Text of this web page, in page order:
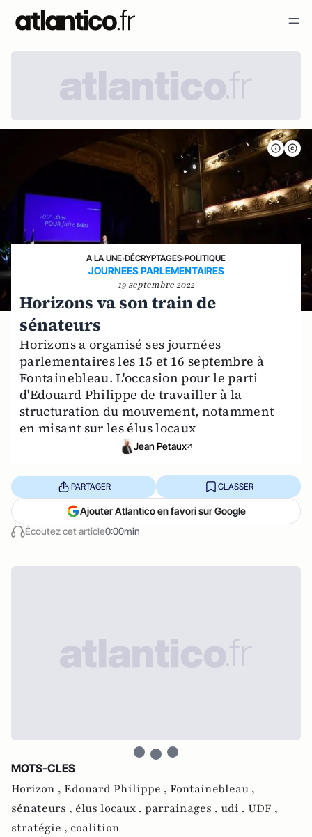
A LA UNE›DÉCRYPTAGES›POLITIQUE
JOURNEES PARLEMENTAIRES
19 septembre 2022
Horizons va son train de
sénateurs
Horizons a organisé ses journées
parlementaires les 15 et 16 septembre à
Fontainebleau. L'occasion pour le parti
d'Edouard Philippe de travailler à la
structuration du mouvement, notamment
en misant sur les élus locaux
Jean Petaux
Écoutez cet article0:00min
PARTAGER CLASSER
Ajouter Atlantico en favori sur Google
MOTS-CLES
Horizon , Edouard Philippe , Fontainebleau ,
sénateurs , élus locaux , parrainages , udi , UDF ,
stratégie , coalition